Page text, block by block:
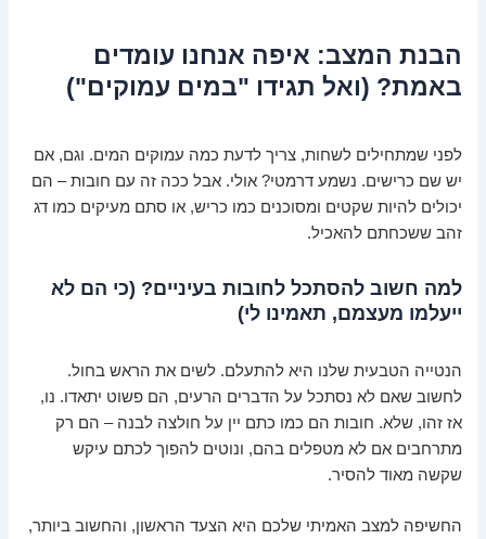
הבנת המצב: איפה אנחנו עומדים
באמת? (ואל תגידו "במים עמוקים")
לפני שמתחילים לשחות, צריך לדעת כמה עמוקים המים. וגם, אם
יש שם כרישים. נשמע דרמטי? אולי. אבל ככה זה עם חובות – הם
יכולים להיות שקטים ומסוכנים כמו כריש, או סתם מעיקים כמו דג
זהב ששכחתם להאכיל.
למה חשוב להסתכל לחובות בעיניים? (כי הם לא
ייעלמו מעצמם, תאמינו לי)
הנטייה הטבעית שלנו היא להתעלם. לשים את הראש בחול.
לחשוב שאם לא נסתכל על הדברים הרעים, הם פשוט יתאדו. נו,
אז זהו, שלא. חובות הם כמו כתם יין על חולצה לבנה – הם רק
מתרחבים אם לא מטפלים בהם, ונוטים להפוך לכתם עיקש
שקשה מאוד להסיר.
החשיפה למצב האמיתי שלכם היא הצעד הראשון, והחשוב ביותר,